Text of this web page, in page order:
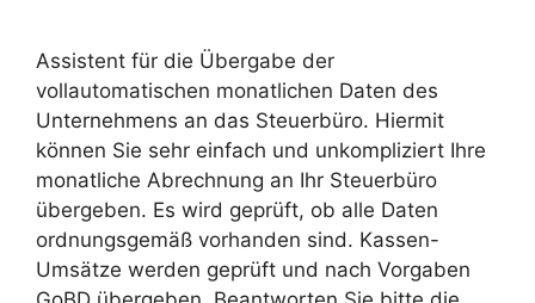
Assistent für die Übergabe der
vollautomatischen monatlichen Daten des
Unternehmens an das Steuerbüro. Hiermit
können Sie sehr einfach und unkompliziert Ihre
monatliche Abrechnung an Ihr Steuerbüro
übergeben. Es wird geprüft, ob alle Daten
ordnungsgemäß vorhanden sind. Kassen-
Umsätze werden geprüft und nach Vorgaben